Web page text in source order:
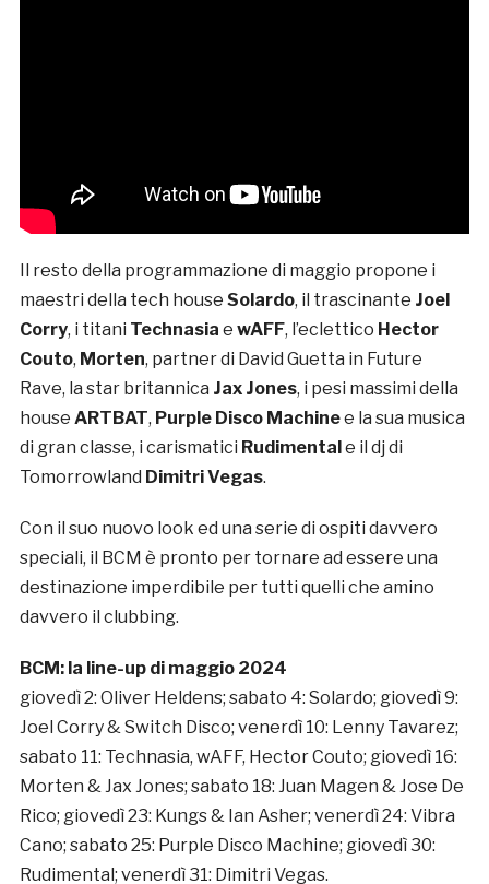
Il resto della programmazione di maggio propone i
maestri della tech house Solardo, il trascinante Joel
Corry, i titani Technasia e wAFF, l’eclettico Hector
Couto, Morten, partner di David Guetta in Future
Rave, la star britannica Jax Jones, i pesi massimi della
house ARTBAT, Purple Disco Machinee la sua musica
di gran classe, i carismatici Rudimental e il dj di
Tomorrowland Dimitri Vegas.
Con il suo nuovo look ed una serie di ospiti davvero
speciali, il BCM è pronto per tornare ad essere una
destinazione imperdibile per tutti quelli che amino
davvero il clubbing.
BCM: la line-up di maggio 2024
giovedì 2: Oliver Heldens; sabato 4: Solardo; giovedì 9:
Joel Corry & Switch Disco; venerdì 10: Lenny Tavarez;
sabato 11: Technasia, wAFF, Hector Couto; giovedì 16:
Morten & Jax Jones; sabato 18: Juan Magen & Jose De
Rico; giovedì 23: Kungs & Ian Asher; venerdì 24: Vibra
Cano; sabato 25: Purple Disco Machine; giovedì 30:
Rudimental; venerdì 31: Dimitri Vegas.